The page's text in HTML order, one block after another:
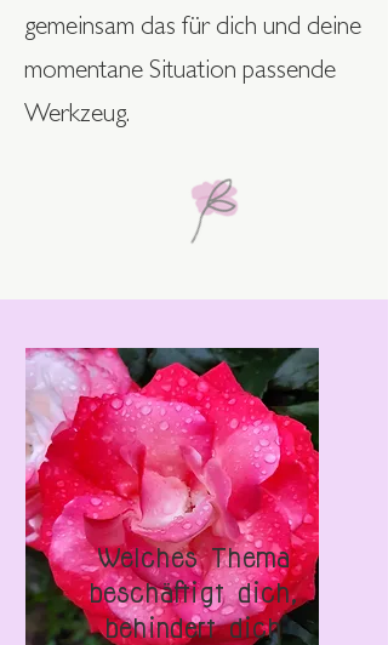
gemeinsam das für dich und deine
momentane Situation passende
Werkzeug.
Welches Thema
beschäftigt dich,
behindert dich